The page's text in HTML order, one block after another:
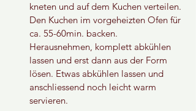
kneten und auf dem Kuchen verteilen.
Den Kuchen im vorgeheizten Ofen für
ca. 55-60min. backen.
Herausnehmen, komplett abkühlen
lassen und erst dann aus der Form
lösen. Etwas abkühlen lassen und
anschliessend noch leicht warm
servieren.